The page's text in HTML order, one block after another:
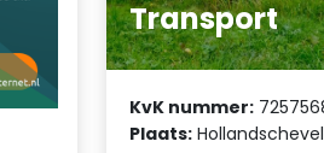
Transport
KvK nummer:
Plaats: